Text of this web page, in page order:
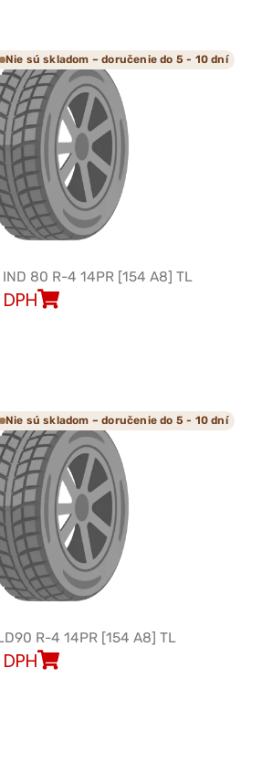
Nie sú skladom – doručenie do 5 - 10 dní
80 R-4 14PR [154 A8] TL
Nie sú skladom – doručenie do 5 - 10 dní
R-4 14PR [154 A8] TL